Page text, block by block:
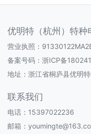
优明特（杭州）特种
营业执照：
备案号码： 浙ICP备
地址：浙江省桐庐县优明
联系我们
电话：15397022236
邮箱：